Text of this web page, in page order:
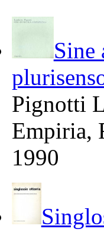
Sine
Pignotti
Empiria,
1990